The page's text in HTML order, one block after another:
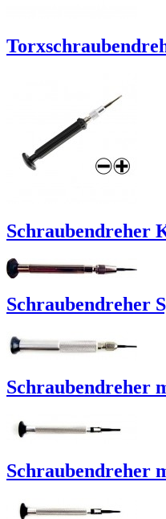
Schraubendreher
Schraubendreher
Schraubendreher
Schraubendreher